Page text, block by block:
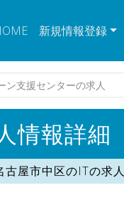
新規情報登録
ン支援センターの求人
情報詳細
古屋市中区のITの求人